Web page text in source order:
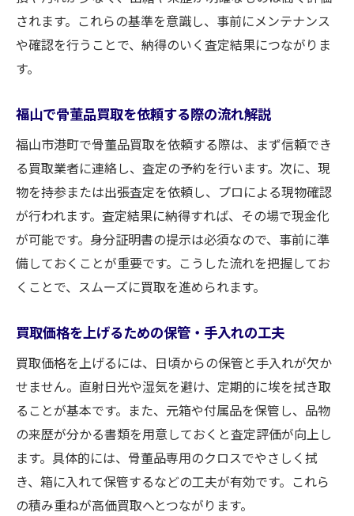
されます。これらの基準を意識し、事前にメンテナンス
や確認を行うことで、納得のいく査定結果につながりま
す。
福山で骨董品買取を依頼する際の流れ解説
福山市港町で骨董品買取を依頼する際は、まず信頼でき
る買取業者に連絡し、査定の予約を行います。次に、現
物を持参または出張査定を依頼し、プロによる現物確認
が行われます。査定結果に納得すれば、その場で現金化
が可能です。身分証明書の提示は必須なので、事前に準
備しておくことが重要です。こうした流れを把握してお
くことで、スムーズに買取を進められます。
買取価格を上げるための保管・手入れの工夫
買取価格を上げるには、日頃からの保管と手入れが欠か
せません。直射日光や湿気を避け、定期的に埃を拭き取
ることが基本です。また、元箱や付属品を保管し、品物
の来歴が分かる書類を用意しておくと査定評価が向上し
ます。具体的には、骨董品専用のクロスでやさしく拭
き、箱に入れて保管するなどの工夫が有効です。これら
の積み重ねが高価買取へとつながります。